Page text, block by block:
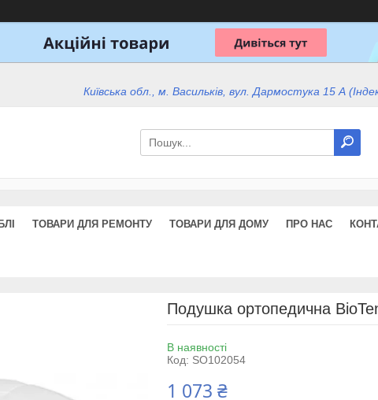
Київська обл., м. Васильків, вул. Дармостука 15 А
ТОВАРИ ДЛЯ РЕМОНТУ ТОВАРИ ДЛЯ ДОМУ ПРО НАС
Подушка ортопедична
В наявності
Код: SO102054
1 073 ₴